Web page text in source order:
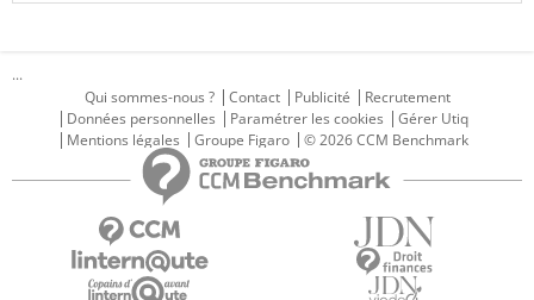
...
Qui sommes-nous ?
Contact Publicité
Recrutement
Données personnelles
Paramétrer les cookies
Gérer Utiq
Mentions légales
Groupe Figaro © 2026 CCM Benchmark